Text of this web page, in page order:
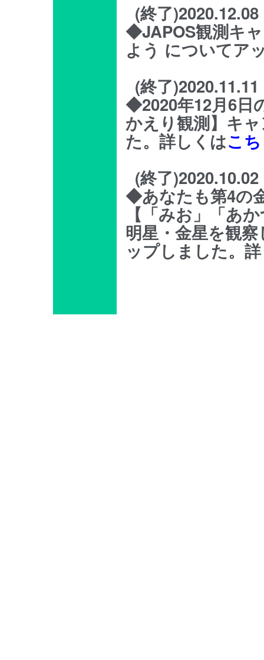
(終了)2020.12.08
◆JAPOS観測キ
よう についてア
(終了)2020.11.11
◆2020年12月6日
かえり観測】キ
た。詳しくはこ
(終了)2020.10.02
◆あなたも第4の
【「みお」「あ
明星・金星を観
ップしました。